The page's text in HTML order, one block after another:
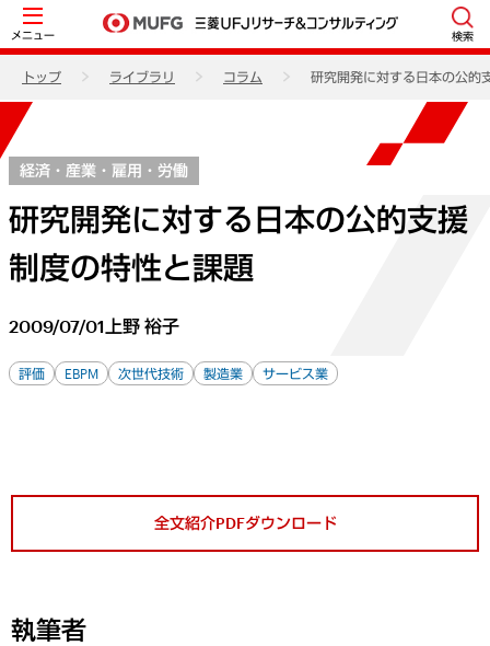
メニュー 検索
トップ ライブラリ コラム 研究開発に対する日本の公的
経済・産業・雇用・労働
研究開発に対する日本の公的支援
制度の特性と課題
2009/07/01 上野 裕子
評価 EBPM 次世代技術 製造業 サービス業
全文紹介PDFダウンロード
執筆者